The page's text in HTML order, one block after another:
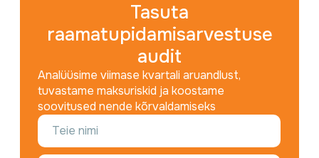
Tasuta
raamatupidamisarvestuse
audit
Analüüsime viimase kvartali aruandlust,
tuvastame maksuriskid ja koostame
soovitused nende kõrvaldamiseks